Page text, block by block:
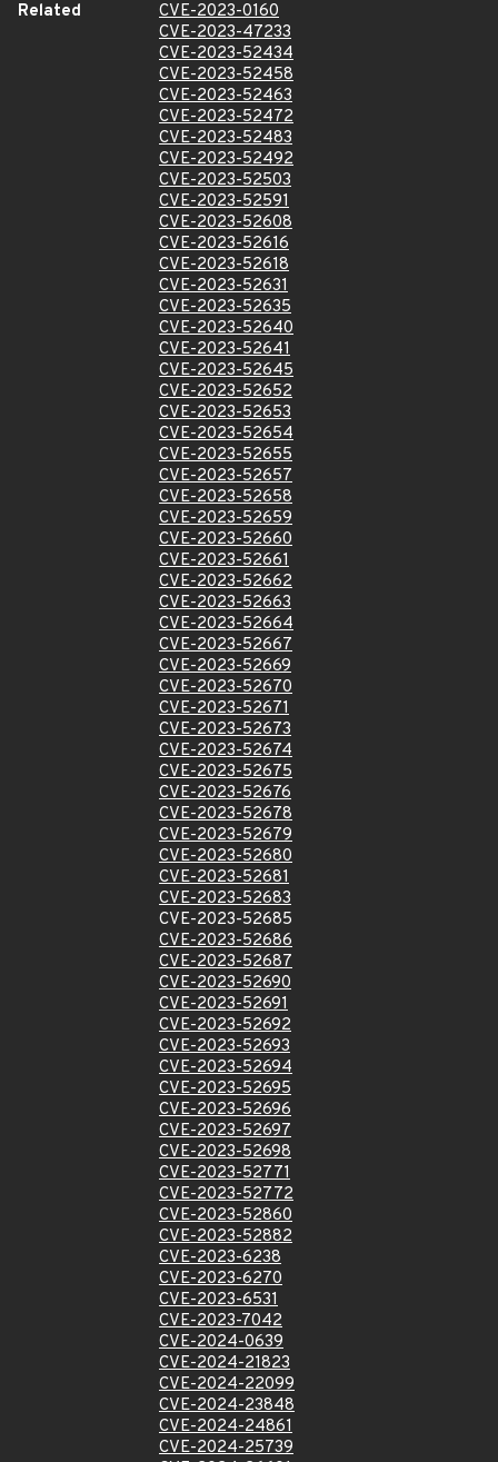
Related
CVE-2023-0160
CVE-2023-47233
CVE-2023-52434
CVE-2023-52458
CVE-2023-52463
CVE-2023-52472
CVE-2023-52483
CVE-2023-52492
CVE-2023-52503
CVE-2023-52591
CVE-2023-52608
CVE-2023-52616
CVE-2023-52618
CVE-2023-52631
CVE-2023-52635
CVE-2023-52640
CVE-2023-52641
CVE-2023-52645
CVE-2023-52652
CVE-2023-52653
CVE-2023-52654
CVE-2023-52655
CVE-2023-52657
CVE-2023-52658
CVE-2023-52659
CVE-2023-52660
CVE-2023-52661
CVE-2023-52662
CVE-2023-52663
CVE-2023-52664
CVE-2023-52667
CVE-2023-52669
CVE-2023-52670
CVE-2023-52671
CVE-2023-52673
CVE-2023-52674
CVE-2023-52675
CVE-2023-52676
CVE-2023-52678
CVE-2023-52679
CVE-2023-52680
CVE-2023-52681
CVE-2023-52683
CVE-2023-52685
CVE-2023-52686
CVE-2023-52687
CVE-2023-52690
CVE-2023-52691
CVE-2023-52692
CVE-2023-52693
CVE-2023-52694
CVE-2023-52695
CVE-2023-52696
CVE-2023-52697
CVE-2023-52698
CVE-2023-52771
CVE-2023-52772
CVE-2023-52860
CVE-2023-52882
CVE-2023-6238
CVE-2023-6270
CVE-2023-6531
CVE-2023-7042
CVE-2024-0639
CVE-2024-21823
CVE-2024-22099
CVE-2024-23848
CVE-2024-24861
CVE-2024-25739